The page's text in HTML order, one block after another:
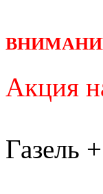
Акция
Газель